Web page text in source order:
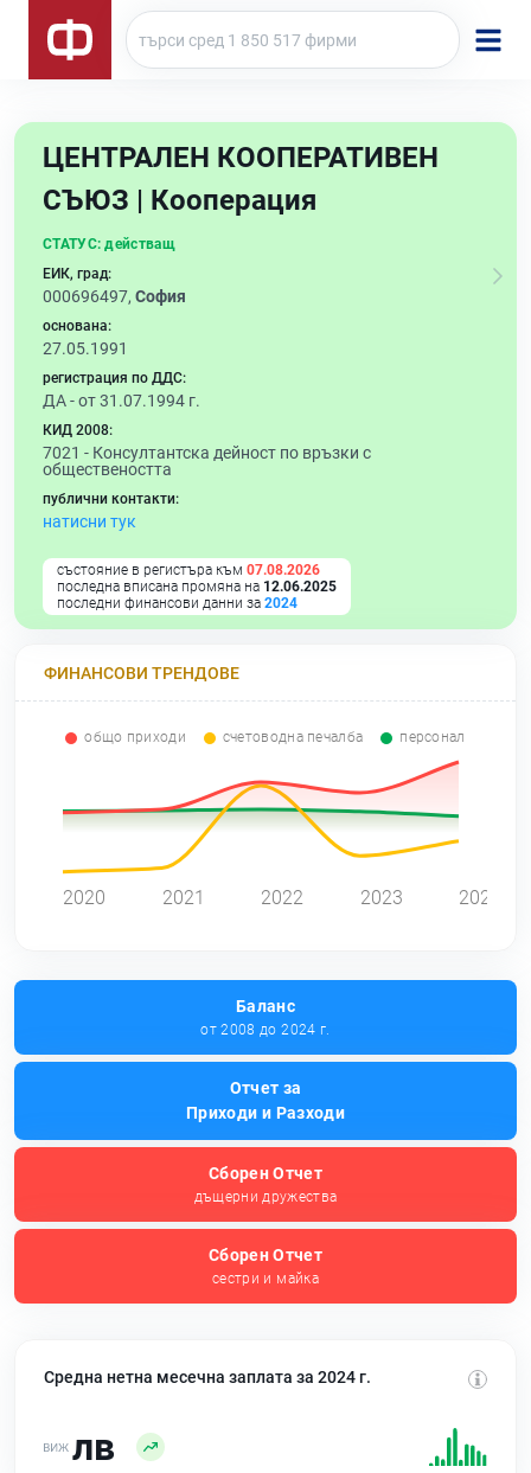
ЦЕНТРАЛЕН КООПЕРАТИВЕН
СЪЮЗ | Кооперация
СТАТУС: действащ
ЕИК, град:
000696497, София
основана:
27.05.1991
регистрация по ДДС:
ДА - от 31.07.1994 г.
КИД 2008:
7021 - Консултантска дейност по връзки с
обществеността
публични контакти:
натисни тук
състояние в регистъра към 07.08.2026
последна вписана промяна на 12.06.2025
последни финансови данни за 2024
ФИНАНСОВИ ТРЕНДОВЕ
общо приходи счетоводна печалба персонал
2020 2021 2022 2023 2024
Баланс
от 2008 до 2024 г.
Отчет за
Приходи и Разходи
Сборен Отчет
дъщерни дружества
Сборен Отчет
сестри и майка
Средна нетна месечна заплата за 2024 г.
лв